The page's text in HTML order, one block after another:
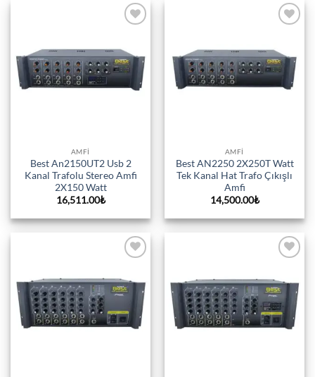
AMFI
Best An2150UT2 Usb 2
Kanal Trafolu Stereo Amfi
2X150 Watt
16,511.00₺
AMFI
Best AN2250 2X250T Watt
Tek Kanal Hat Trafo Çıkışlı
Amfi
14,500.00₺
wishlist
wishlist